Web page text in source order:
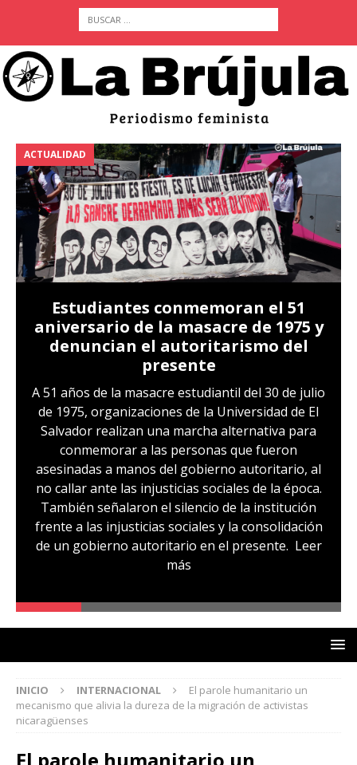
ACTUALIDAD
Estudiantes conmemoran el 51
aniversario de la masacre de 1975 y
denuncian el autoritarismo del
presente
A 51 años de la masacre estudiantil del 30 de julio
de 1975, organizaciones de la Universidad de El
Salvador realizan una marcha alternativa para
conmemorar a las personas que fueron
asesinadas a manos del gobierno autoritario, al
no callar ante las injusticias sociales de la época.
También señalaron el silencio de la institución
frente a las injusticias sociales y la consolidación
de un gobierno autoritario en el presente. Leer
más
INICIO INTERNACIONAL
El parole humanitario un
mecanismo que alivia la dureza de la migración de activistas
nicaragüenses